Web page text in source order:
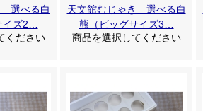
選べる白
ズ2…
ください
天文館むじゃき 選べる白
熊（ビッグサイズ3…
商品を選択してください